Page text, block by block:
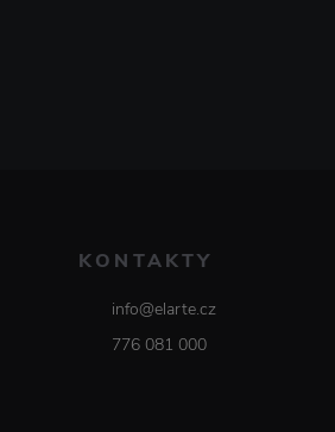
KONTAKTY
info@elarte.cz
776 081 000